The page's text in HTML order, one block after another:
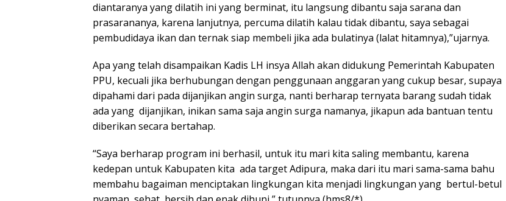
diantaranya yang dilatih ini yang berminat, itu langsung dibantu saja sarana dan
prasarananya, karena lanjutnya, percuma dilatih kalau tidak dibantu, saya sebagai
pembudidaya ikan dan ternak siap membeli jika ada bulatinya (lalat hitamnya),”ujarnya.
Apa yang telah disampaikan Kadis LH insya Allah akan didukung Pemerintah Kabupaten
PPU, kecuali jika berhubungan dengan penggunaan anggaran yang cukup besar, supaya
dipahami dari pada dijanjikan angin surga, nanti berharap ternyata barang sudah tidak
ada yang dijanjikan, inikan sama saja angin surga namanya, jikapun ada bantuan tentu
diberikan secara bertahap.
“Saya berharap program ini berhasil, untuk itu mari kita saling membantu, karena
kedepan untuk Kabupaten kita ada target Adipura, maka dari itu mari sama-sama bahu
membahu bagaiman menciptakan lingkungan kita menjadi lingkungan yang bertul-betul